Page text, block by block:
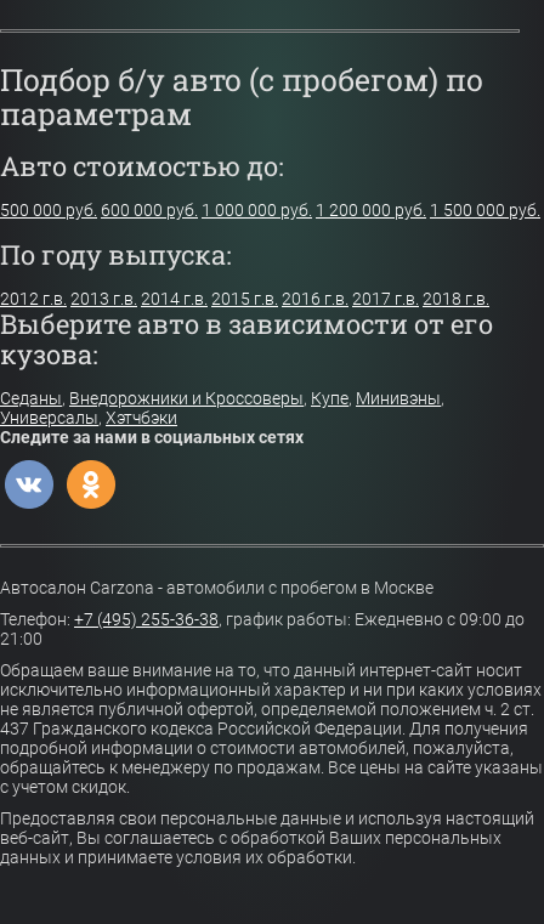
Подбор б/у авто (с пробегом) по
параметрам
Авто стоимостью до:
500 000 руб. 600 000 руб. 1 000 000 руб. 1 200 000 руб. 1 500 000 руб.
По году выпуска:
2012 г.в. 2013 г.в. 2014 г.в. 2015 г.в. 2016 г.в. 2017 г.в. 2018 г.в.
Выберите авто в зависимости от его
кузова:
Седаны, Внедорожники и Кроссоверы, Купе, Минивэны,
Универсалы, Хэтчбэки
Следите за нами в социальных сетях
Автосалон Carzona - автомобили с пробегом в Москве
Телефон: +7 (495) 255-36-38, график работы: Ежедневно с 09:00 до
21:00
Обращаем ваше внимание на то, что данный интернет-сайт носит
исключительно информационный характер и ни при каких условиях
не является публичной офертой, определяемой положением ч. 2 ст.
437 Гражданского кодекса Российской Федерации. Для получения
подробной информации о стоимости автомобилей, пожалуйста,
обращайтесь к менеджеру по продажам. Все цены на сайте указаны
с учетом скидок.
Предоставляя свои персональные данные и используя настоящий
веб-сайт, Вы соглашаетесь с обработкой Ваших персональных
данных и принимаете условия их обработки.